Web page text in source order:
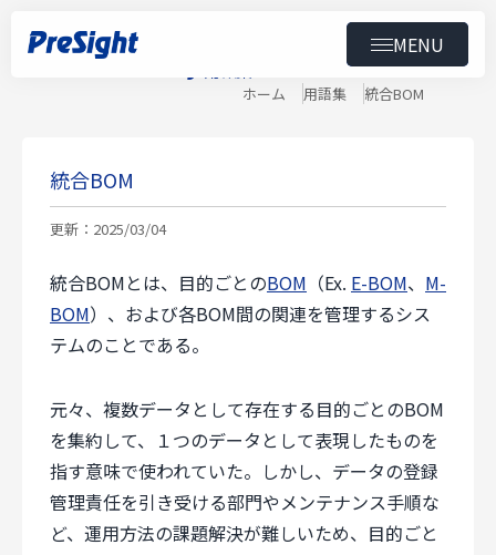
MENU
導入事例
セミナー
会社情報
スペシャルコンテンツ用語集採用情報
個人情報保護方針
サイトのご利用にあたって
Glossary
ホーム 用語集 統合BOM
統合BOM
更新：2025/03/04
統合BOMとは、目的ごとのBOM （Ex. E-BOM、 M-
BOM）、および各BOM間の関連を管理するシス
テムのことである。
元々、複数データとして存在する目的ごとのBOM
を集約して、１つのデータとして表現したものを
指す意味で使われていた。しかし、データの登録
管理責任を引き受ける部門やメンテナンス手順な
ど、運用方法の課題解決が難しいため、目的ごと